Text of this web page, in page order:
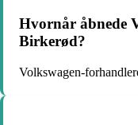
Hvornår åbnede
Birkerød?
Volkswagen-